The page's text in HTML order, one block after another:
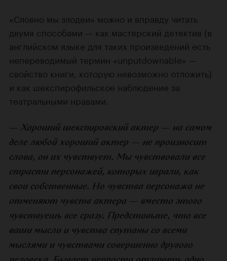
«Словно мы злодеи» можно и вправду читать
двумя способами — как мастерский детектив (в
английском языке для таких произведений есть
непереводимый термин «unputdownable» —
свойство книги, которую невозможно отложить)
и как шекспирофильское наблюдение за
театральными нравами.
— Хороший шекспировский актер — на самом
деле любой хороший актер — не произносит
слова, он их чувствует. Мы чувствовали все
страсти персонажей, которых играли, как
свои собственные. Но чувства персонажа не
отменяют чувств актера — вместо этого
чувствуешь все сразу. Представьте, что все
ваши мысли и чувства спутаны со всеми
мыслями и чувствами совершенно другого